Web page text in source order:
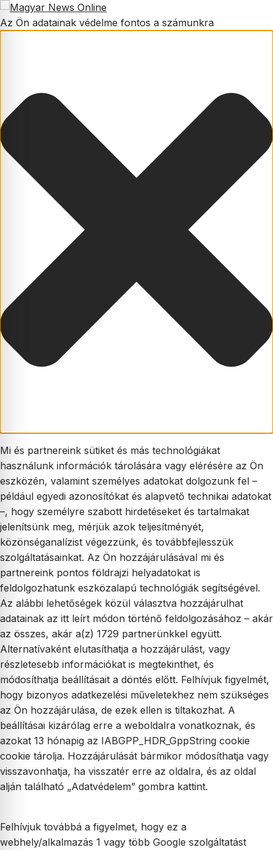
Az Ön adatainak védelme fontos a számunkra
Mi és partnereink sütiket és más technológiákat
használunk információk tárolására vagy elérésére az Ön
eszközén, valamint személyes adatokat dolgozunk fel –
például egyedi azonosítókat és alapvető technikai adatokat
–, hogy személyre szabott hirdetéseket és tartalmakat
jelenítsünk meg, mérjük azok teljesítményét,
közönséganalízist végezzünk, és továbbfejlesszük
szolgáltatásainkat. Az Ön hozzájárulásával mi és
partnereink pontos földrajzi helyadatokat is
feldolgozhatunk eszközalapú technológiák segítségével.
Az alábbi lehetőségek közül választva hozzájárulhat
adatainak az itt leírt módon történő feldolgozásához – akár
az összes, akár a(z) 1729 partnerünkkel együtt.
Alternatívaként elutasíthatja a hozzájárulást, vagy
részletesebb információkat is megtekinthet, és
módosíthatja beállításait a döntés előtt. Felhívjuk figyelmét,
hogy bizonyos adatkezelési műveletekhez nem szükséges
az Ön hozzájárulása, de ezek ellen is tiltakozhat. A
beállításai kizárólag erre a weboldalra vonatkoznak, és
azokat 13 hónapig az IABGPP_HDR_GppString cookie
cookie tárolja. Hozzájárulását bármikor módosíthatja vagy
visszavonhatja, ha visszatér erre az oldalra, és az oldal
alján található „Adatvédelem” gombra kattint.
Felhívjuk továbbá a figyelmet, hogy ez a
webhely/alkalmazás 1 vagy több Google szolgáltatást